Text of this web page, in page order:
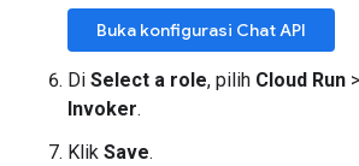
Buka konfigurasi Chat API
Di Select a role, pilih Cloud Run >
Invoker.
Klik Save.